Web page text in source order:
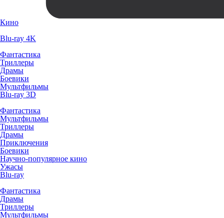
Кино
Blu-ray 4K
Фантастика
Триллеры
Драмы
Боевики
Мультфильмы
Blu-ray 3D
Фантастика
Мультфильмы
Триллеры
Драмы
Приключения
Боевики
Научно-популярное кино
Ужасы
Blu-ray
Фантастика
Драмы
Триллеры
Мультфильмы